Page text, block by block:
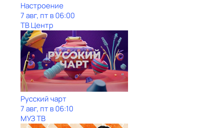
Настроение
7 авг, пт в 06:00
ТВ Центр
Рycский чарт
7 авг, пт в 06:10
МУЗ ТВ